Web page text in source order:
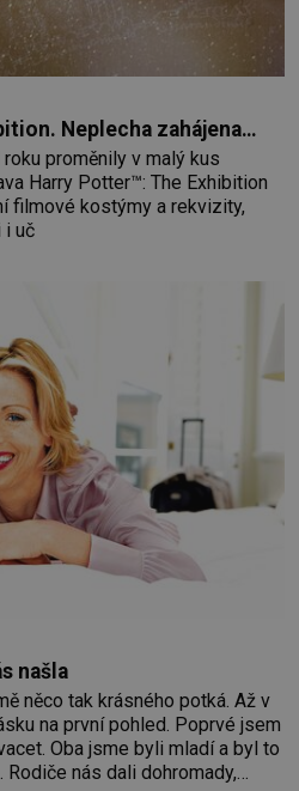
Neplecha zahájena…
proměnily v malý kus
Harry Potter™: The Exhibition
filmové kostýmy a rekvizity,
i uč
našla
něco tak krásného potká. Až v
na první pohled. Poprvé jsem
Oba jsme byli mladí a byl to
nás dali dohromady,